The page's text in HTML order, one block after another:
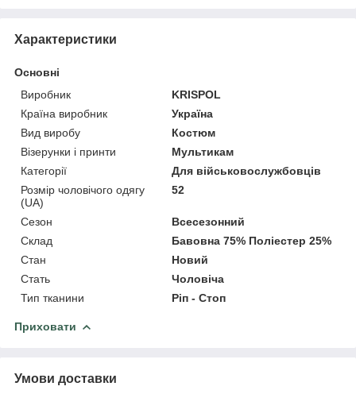
Характеристики
Основні
Виробник
KRISPOL
Країна виробник
Україна
Вид виробу
Костюм
Візерунки і принти
Мультикам
Категорії
Для військовослужбовців
Розмір чоловічого одягу
(UA)
52
Сезон
Всесезонний
Склад
Бавовна 75% Поліестер 25%
Стан
Новий
Стать
Чоловіча
Тип тканини
Ріп - Стоп
Приховати
Умови доставки